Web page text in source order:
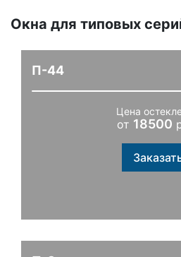
Окна для типовых
П-44
Цена
от 18500